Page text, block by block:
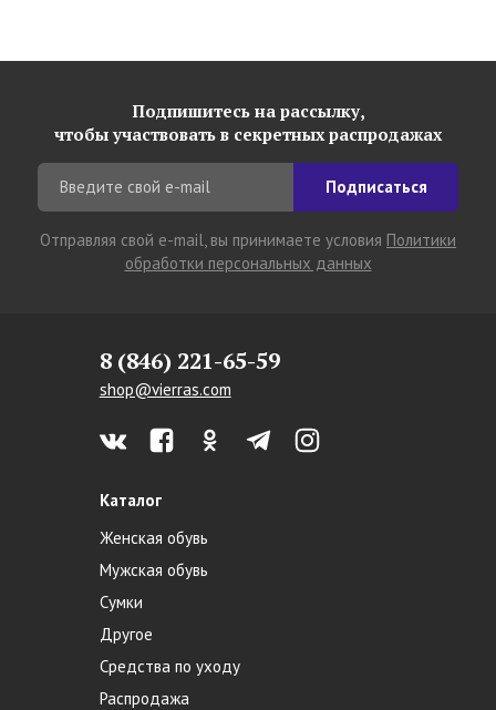
Подпишитесь на рассылку,
чтобы участвовать в секретных распродажах
Подписаться
Отправляя свой e-mail, вы принимаете условия Политики
обработки персональных данных
8 (846) 221-65-59
shop@vierras.com
Каталог
Женская обувь
Мужская обувь
Сумки
Другое
Средства по уходу
Распродажа